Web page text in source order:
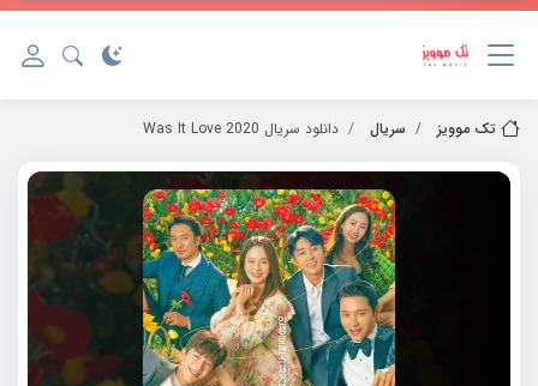
تک موویز سریال دانلود سریال 2020 Was It Love